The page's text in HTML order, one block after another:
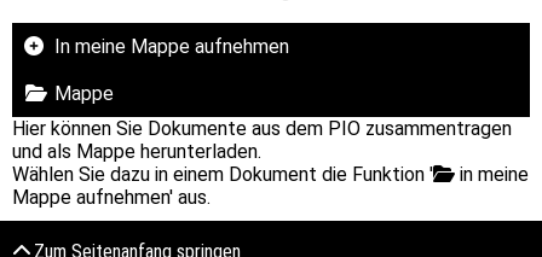
In meine Mappe aufnehmen
Mappe
Hier können Sie Dokumente aus dem PIO zusammentragen
und als Mappe herunterladen.
Wählen Sie dazu in einem Dokument die Funktion '
in meine
Mappe aufnehmen' aus.
Zum Seitenanfang springen